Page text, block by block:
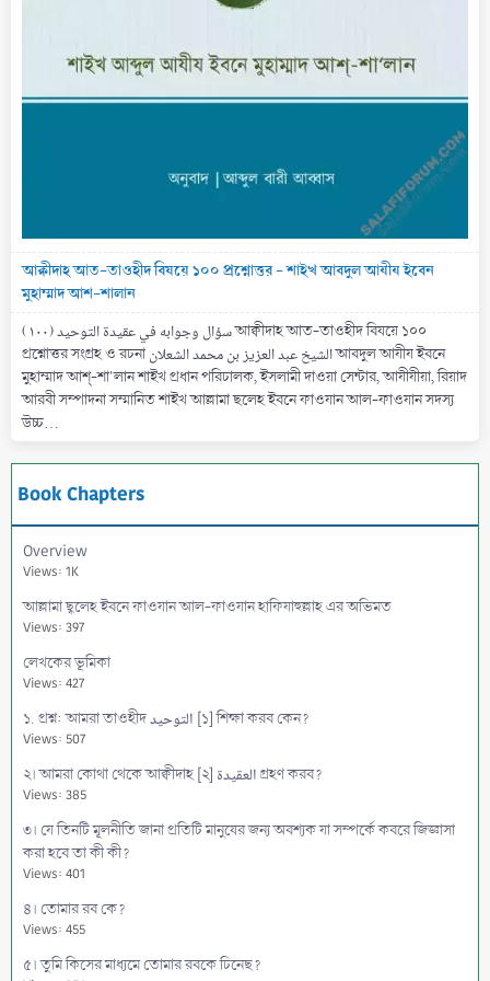
আক্বীদাহ আত-তাওহীদ বিষয়ে ১০০ প্রশ্নোত্তর - শাইখ আবদুল আযীয ইবেন
মুহাম্মাদ আশ-শালান
(۱۰۰) سؤال وجوابه في عقيدة التوحيد আক্বীদাহ আত-তাওহীদ বিষয়ে ১০০
প্রশ্নোত্তর সংগ্রহ ও রচনা الشيخ عبد العزيز بن محمد الشعلان আবদুল আযীয ইবনে
মুহাম্মাদ আশ্-শা'লান শাইখ প্রধান পরিচালক, ইসলামী দাওয়া সেন্টার, আযীযীয়া, রিয়াদ
আরবী সম্পাদনা সম্মানিত শাইখ আল্লামা ছলেহ ইবনে ফাওযান আল-ফাওযান সদস্য
উচ্চ...
Book Chapters
Overview
Views: 1K
আল্লামা ছ্বলেহ ইবনে ফাওযান আল-ফাওযান হাফিযাহুল্লাহ এর অভিমত
Views: 397
লেখকের ভূমিকা
Views: 427
১. প্রশ্ন: আমরা তাওহীদ التوحيد [১] শিক্ষা করব কেন?
Views: 507
২। আমরা কোথা থেকে আক্বীদাহ [২] العقيدة গ্রহণ করব?
Views: 385
৩। যে তিনটি মূলনীতি জানা প্রতিটি মানুষের জন্য অবশ্যক যা সম্পর্কে কবরে জিজ্ঞাসা
করা হবে তা কী কী?
Views: 401
৪। তোমার রব কে?
Views: 455
৫। তুমি কিসের মাধ্যমে তোমার রবকে চিনেছ?